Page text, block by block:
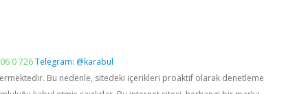
0 726Telegram: @karabul
Bu nedenle, sitedeki içerikleri proaktif olarak denetleme